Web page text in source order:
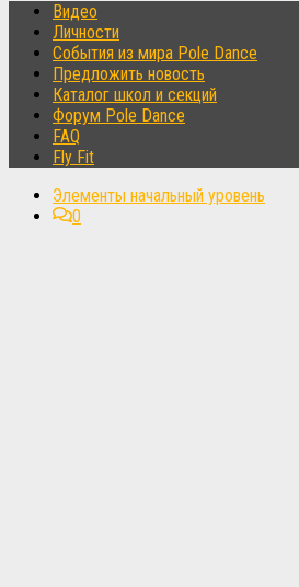
Видео
Личности
События из мира Pole Dance
Предложить новость
Каталог школ и секций
Форум Pole Dance
FAQ
Fly Fit
Элементы начальный уровень
0